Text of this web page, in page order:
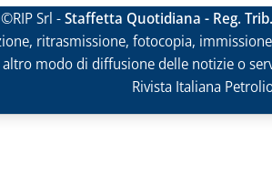
©RIP Srl -Staffetta Quotidiana - Reg.
ritrasmissione, fotocopia,
altro modo di diffusione delle notizie o
Rivista Italiana